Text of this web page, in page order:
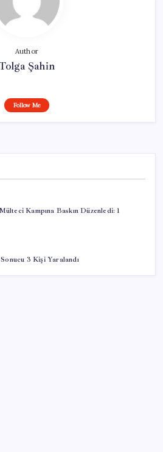
Author
Şahin
Follow Me
Kampına Baskın Düzenledi: 1
3 Kişi Yaralandı